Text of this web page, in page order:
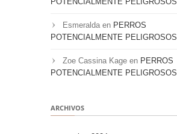
Esmeralda en PERROS
POTENCIALMENTE PELIGROSOS
Zoe Cassina Kage en PERROS
POTENCIALMENTE PELIGROSOS
ARCHIVOS